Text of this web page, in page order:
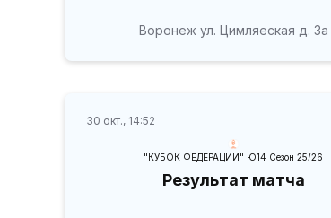
Воронеж ул. Цимляеская д. 3а
30 окт., 14:52
"КУБОК ФЕДЕРАЦИИ" Ю14 Сезон 25/26
Результат матча